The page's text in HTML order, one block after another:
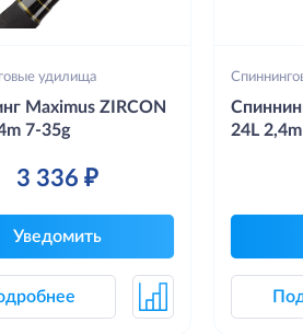
удилища
Maximus ZIRCON
7-35g
3 336 ₽
Уведомить
24L